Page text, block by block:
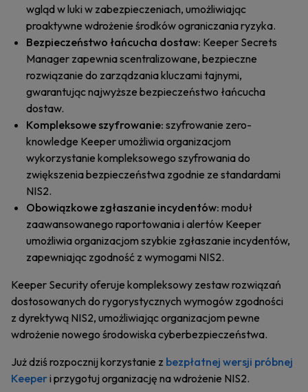
wgląd w luki w zabezpieczeniach, umożliwiając
proaktywne wdrożenie środków ograniczania ryzyka.
Bezpieczeństwo łańcucha dostaw: Keeper Secrets
Manager zapewnia scentralizowane, bezpieczne
rozwiązanie do zarządzania kluczami tajnymi,
gwarantując najwyższe bezpieczeństwo łańcucha
dostaw.
Kompleksowe szyfrowanie: szyfrowanie zero-
knowledge Keeper umożliwia organizacjom
wykorzystanie kompleksowego szyfrowania do
zwiększenia bezpieczeństwa zgodnie ze standardami
NIS2.
Obowiązkowe zgłaszanie incydentów: moduł
zaawansowanego raportowania i alertów Keeper
umożliwia organizacjom szybkie zgłaszanie incydentów,
zapewniając zgodność z wymogami NIS2.
Keeper Security oferuje kompleksowy zestaw rozwiązań
dostosowanych do rygorystycznych wymogów zgodności
z dyrektywą NIS2, umożliwiając organizacjom pewne
wdrożenie nowego środowiska cyberbezpieczeństwa.
Już dziś rozpocznij korzystanie z bezpłatnej wersji próbnej
Keeperi przygotuj organizację na wdrożenie NIS2.